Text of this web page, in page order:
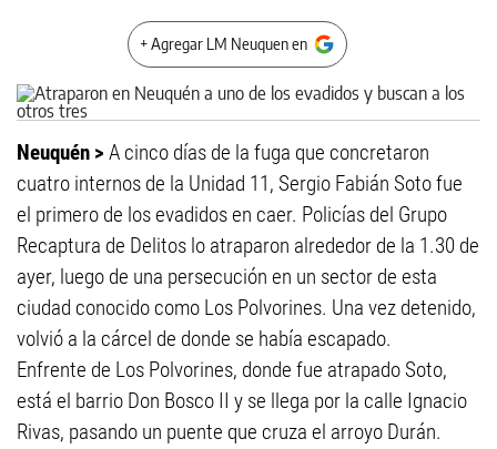
+ Agregar LM Neuquen en
Neuquén > A cinco días de la fuga que concretaron
cuatro internos de la Unidad 11, Sergio Fabián Soto fue
el primero de los evadidos en caer. Policías del Grupo
Recaptura de Delitos lo atraparon alrededor de la 1.30 de
ayer, luego de una persecución en un sector de esta
ciudad conocido como Los Polvorines. Una vez detenido,
volvió a la cárcel de donde se había escapado.
Enfrente de Los Polvorines, donde fue atrapado Soto,
está el barrio Don Bosco II y se llega por la calle Ignacio
Rivas, pasando un puente que cruza el arroyo Durán.